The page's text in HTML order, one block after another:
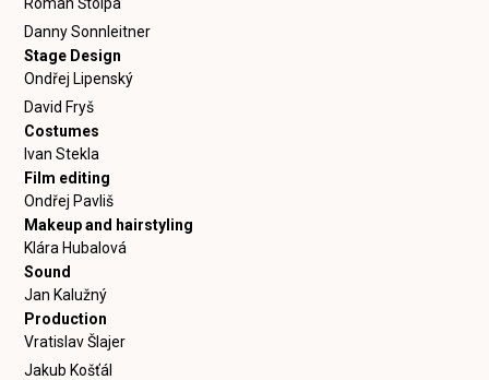
Danny Sonnleitner
Stage Design
Ondřej Lipenský
David Fryš
Costumes
Ivan Stekla
Film editing
Ondřej Pavliš
Makeup and hairstyling
Klára Hubalová
Sound
Jan Kalužný
Production
Vratislav Šlajer
Jakub Košťál